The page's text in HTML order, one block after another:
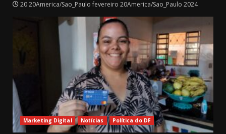
20 20America/Sao_Paulo fevereiro 20America/Sao_Paulo 2024
Marketing Digital Notícias Política do DF